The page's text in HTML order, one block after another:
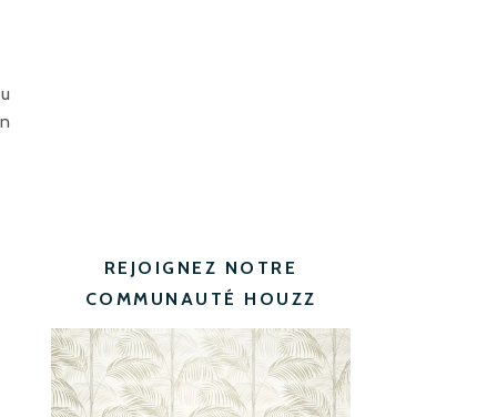
REJOIGNEZ NOTRE
COMMUNAUTÉ HOUZZ